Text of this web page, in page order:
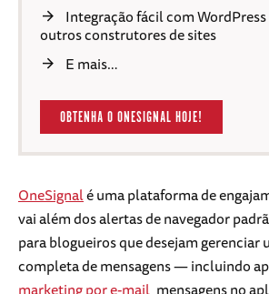
Integração fácil com
outros construtores de sites
E mais…
OBTENHA O ONESIGNAL HOJE!
OneSignalé uma plataforma de
vai além dos alertas de navegador
para blogueiros que desejam gerenciar
completa de mensagens — incluindo
marketing por e-mail , mensagens no